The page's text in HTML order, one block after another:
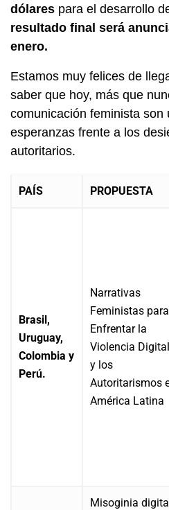
dólares para el desarrollo
resultado final será
enero.
Estamos muy felices de
saber que hoy, más que
comunicación feminista son
esperanzas frente a los
autoritarios.
PAÍS PROPUESTA
Brasil,
Uruguay,
Colombia y
Perú.
Narrativas
Feministas para
Enfrentar la
Violencia Digital
y los
Autoritarismos
América Latina
Misoginia